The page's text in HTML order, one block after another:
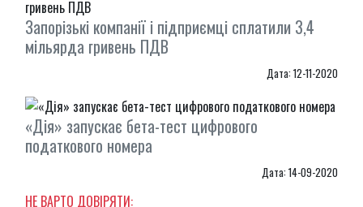
Запорізькі компанії і підприємці сплатили 3,4
мільярда гривень ПДВ
Дата: 12-11-2020
«Дія» запускає бета-тест цифрового
податкового номера
Дата: 14-09-2020
НЕ ВАРТО ДОВІРЯТИ: